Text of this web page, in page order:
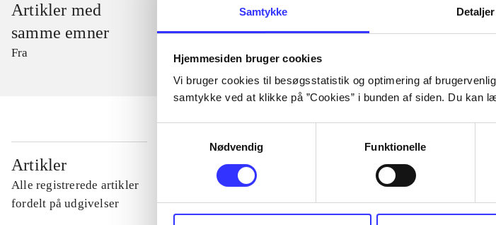
Samtykke Detaljer
Hjemmesiden bruger cookies
Vi bruger cookies til besøgsstatistik og optimering af
samtykke ved at klikke på ”Cookies” i bunden af siden. Du kan
Nødvendig
Funktionelle
Artikler med
samme emner
Fra
Artikler
Alle registrerede artikler
fordelt på udgivelser
...
...